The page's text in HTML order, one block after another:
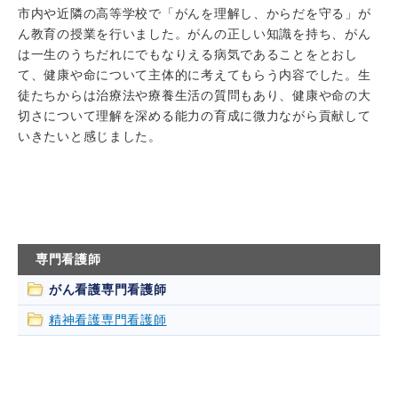
市内や近隣の高等学校で「がんを理解し、からだを守る」が
ん教育の授業を行いました。がんの正しい知識を持ち、がん
は一生のうちだれにでもなりえる病気であることをとおし
て、健康や命について主体的に考えてもらう内容でした。生
徒たちからは治療法や療養生活の質問もあり、健康や命の大
切さについて理解を深める能力の育成に微力ながら貢献して
いきたいと感じました。
専門看護師
がん看護専門看護師
精神看護専門看護師